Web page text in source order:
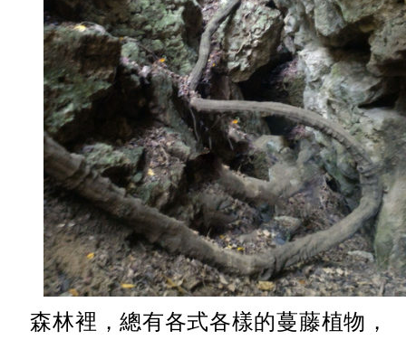
森林裡，總有各式各樣的蔓藤植物，